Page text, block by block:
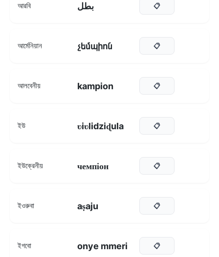
আরবি بطل 📋
আর্মেনিয়ান չեմպիոն 📋
আলবেনীয় kampion 📋
ইউ ʋiʋlidziɖula 📋
ইউক্রেনীয় чемпіон 📋
ইওরুবা aṣaju 📋
ইগবো onye mmeri 📋